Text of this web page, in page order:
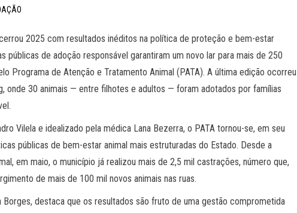
2025 com resultados inéditos na política de proteção e bem-estar
públicas de adoção responsável garantiram um novo lar para mais de 250
Programa de Atenção e Tratamento Animal (PATA). A última edição ocorreu
onde 30 animais — entre filhotes e adultos — foram adotados por famílias
Vilela e idealizado pela médica Lana Bezerra, o PATA tornou-se, em seu
públicas de bem-estar animal mais estruturadas do Estado. Desde a
em maio, o município já realizou mais de 2,5 mil castrações, número que,
de mais de 100 mil novos animais nas ruas.
destaca que os resultados são fruto de uma gestão comprometida